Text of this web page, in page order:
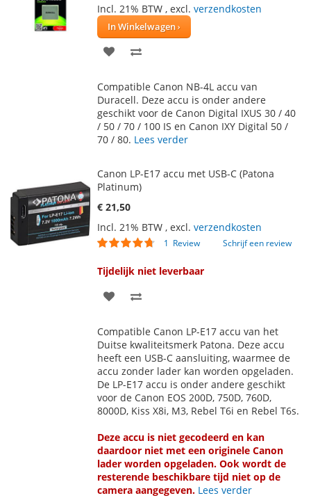
Incl. 21% BTW , excl. verzendkosten
In Winkelwagen
VOEG
AAN
VERLANGLIJST
TE
VERGELIJKEN
Compatible Canon NB-4L accu van
Duracell. Deze accu is onder andere
geschikt voor de Canon Digital IXUS 30 / 40
/ 50 / 70 / 100 IS en Canon IXY Digital 50 /
70 / 80. Lees verder
Canon LP-E17 accu met USB-C (Patona
Platinum)
€ 21,50
Incl. 21% BTW , excl. verzendkosten
Waardering:
1 Review Schrijf een review
Tijdelijk niet leverbaar
VOEG
AAN
VERLANGLIJST
TE
VERGELIJKEN
Compatible Canon LP-E17 accu van het
Duitse kwaliteitsmerk Patona. Deze accu
heeft een USB-C aansluiting, waarmee de
accu zonder lader kan worden opgeladen.
De LP-E17 accu is onder andere geschikt
voor de Canon EOS 200D, 750D, 760D,
8000D, Kiss X8i, M3, Rebel T6i en Rebel T6s.
Deze accu is niet gecodeerd en kan
daardoor niet met een originele Canon
lader worden opgeladen. Ook wordt de
resterende beschikbare tijd niet op de
camera aangegeven. Lees verder